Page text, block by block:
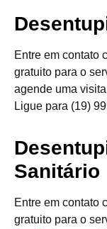
Entre em contato
gratuito para o
agende uma
Ligue para (19)
Sanitário
Entre em contato
gratuito para o